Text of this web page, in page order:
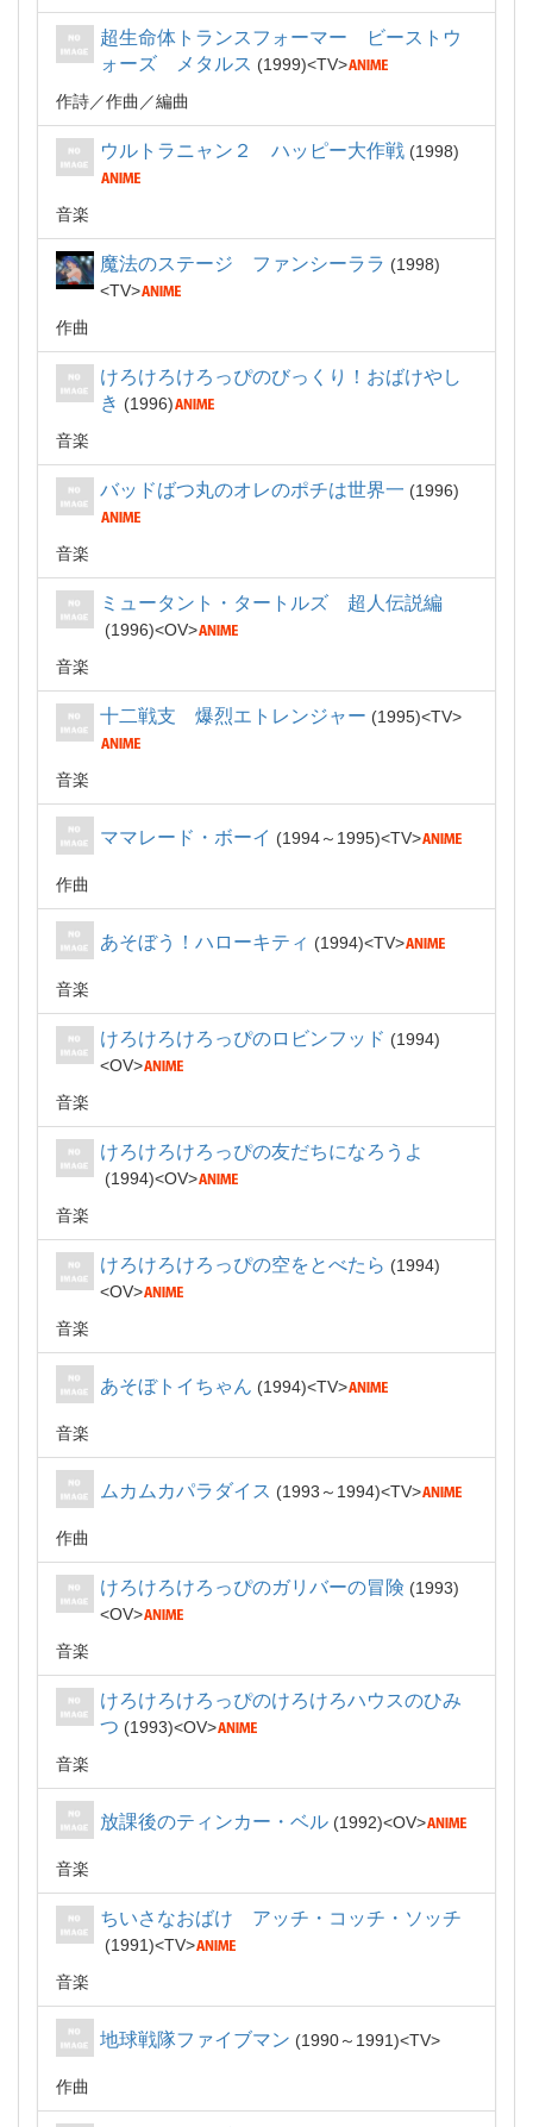
超生命体トランスフォーマー ビーストウ
ォーズ メタルス
1999
TV
作詩
作曲 編曲
ウルトラニャン２ ハッピー大作戦 1998
音楽
魔法のステージ ファンシーララ
1998
TV
作曲
けろけろけろっぴのびっくり！おばけやし
き
1996
音楽
バッドばつ丸のオレのポチは世界一 1996
音楽
ミュータント・タートルズ 超人伝説編
1996
OV
音楽
十二戦支 爆烈エトレンジャー 1995 TV
音楽
ママレード・ボーイ 1994～1995 TV
作曲
あそぼう！ハローキティ 1994 TV
音楽
けろけろけろっぴのロビンフッド
1994
OV
音楽
けろけろけろっぴの友だちになろうよ
1994
OV
音楽
けろけろけろっぴの空をとべたら
1994
OV
音楽
あそぼトイちゃん 1994 TV
音楽
ムカムカパラダイス 1993～1994 TV
作曲
けろけろけろっぴのガリバーの冒険
1993
OV
音楽
けろけろけろっぴのけろけろハウスのひみ
つ
1993
OV
音楽
放課後のティンカー・ベル 1992 OV
音楽
ちいさなおばけ アッチ・コッチ・ソッチ
1991
TV
音楽
地球戦隊ファイブマン 1990～1991 TV
作曲